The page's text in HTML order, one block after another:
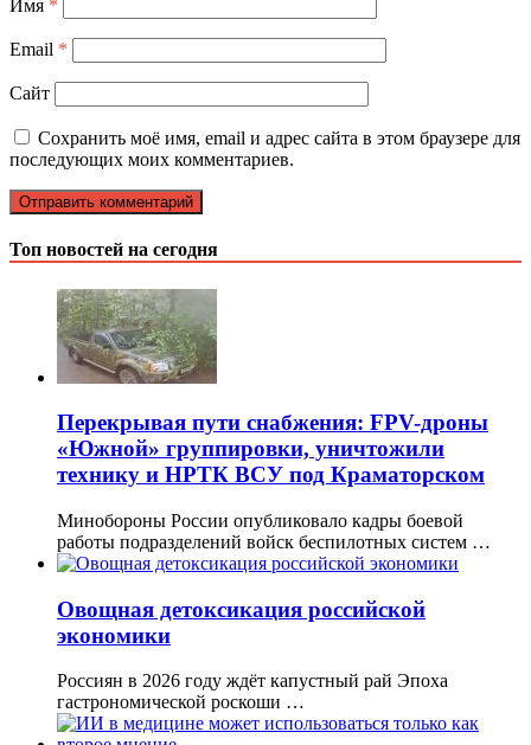
Имя *
Email *
Сайт
Сохранить моё имя, email и адрес сайта в этом браузере для
последующих моих комментариев.
Топ новостей на сегодня
Перекрывая пути снабжения: FPV-дроны
«Южной» группировки, уничтожили
технику и НРТК ВСУ под Краматорском
Минобороны России опубликовало кадры боевой
работы подразделений войск беспилотных систем …
Овощная детоксикация российской
экономики
Россиян в 2026 году ждёт капустный рай Эпоха
гастрономической роскоши …